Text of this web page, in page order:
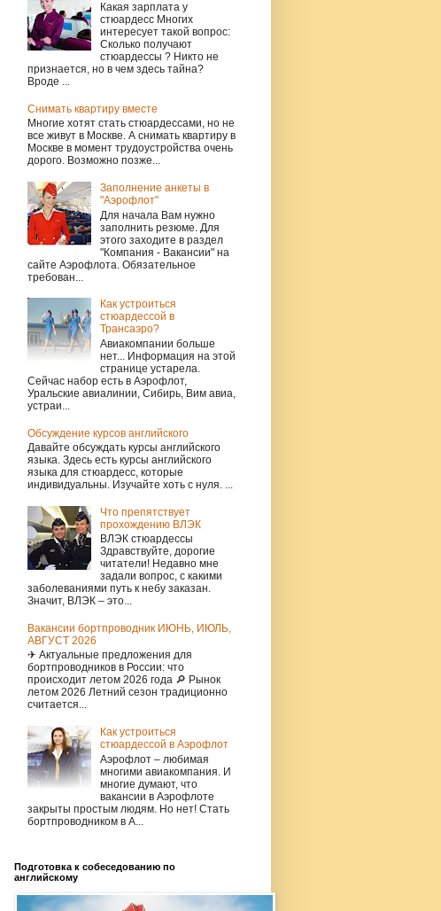
Какая зарплата у
стюардесс Многих
интересует такой вопрос:
Сколько получают
стюардессы ? Никто не
признается, но в чем здесь тайна?
Вроде ...
Снимать квартиру вместе
Многие хотят стать стюардессами, но не
все живут в Москве. А снимать квартиру в
Москве в момент трудоустройства очень
дорого. Возможно позже...
Заполнение анкеты в
"Аэрофлот"
Для начала Вам нужно
заполнить резюме. Для
этого заходите в раздел
"Компания - Вакансии" на
сайте Аэрофлота. Обязательное
требован...
Как устроиться
стюардессой в
Трансаэро?
Авиакомпании больше
нет... Информация на этой
странице устарела.
Сейчас набор есть в Аэрофлот,
Уральские авиалинии, Сибирь, Вим авиа,
устраи...
Обсуждение курсов английского
Давайте обсуждать курсы английского
языка. Здесь есть курсы английского
языка для стюардесс, которые
индивидуальны. Изучайте хоть с нуля. ...
Что препятствует
прохождению ВЛЭК
ВЛЭК стюардессы
Здравствуйте, дорогие
читатели! Недавно мне
задали вопрос, с какими
заболеваниями путь к небу заказан.
Значит, ВЛЭК – это...
Вакансии бортпроводник ИЮНЬ, ИЮЛЬ,
АВГУСТ 2026
✈ Актуальные предложения для
бортпроводников в России: что
происходит летом 2026 года 🔎 Рынок
летом 2026 Летний сезон традиционно
считается...
Как устроиться
стюардессой в Аэрофлот
Аэрофлот – любимая
многими авиакомпания. И
многие думают, что
вакансии в Аэрофлоте
закрыты простым людям. Но нет! Стать
бортпроводником в А...
Подготовка к собеседованию по
английскому